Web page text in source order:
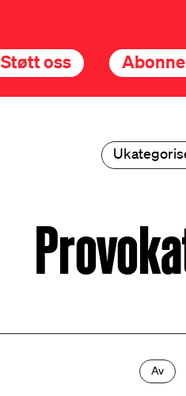
Støtt oss
Av